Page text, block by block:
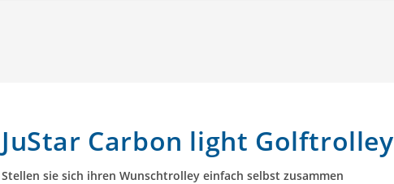
JuStar Carbon light Golftrolley
Stellen sie sich ihren Wunschtrolley einfach selbst zusammen